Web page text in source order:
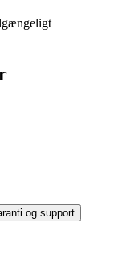
og support